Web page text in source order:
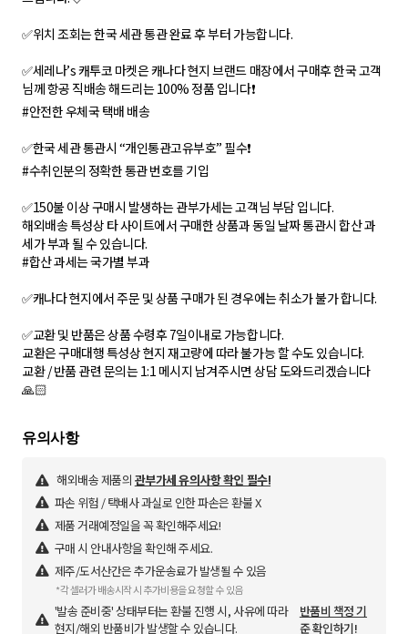
✅위치 조회는 한국 세관 통관 완료 후 부터 가능합니다.
✅세레나’s 캐투코 마켓은 캐나다 현지 브랜드 매장에서 구매후 한국 고객
님께 항공 직배송 해드리는 100% 정품 입니다❗
#안전한 우체국 택배 배송
✅한국 세관 통관시 “개인통관고유부호” 필수❗
#수취인분의 정확한 통관 번호를 기입
✅150불 이상 구매시 발생하는 관부가세는 고객님 부담 입니다.
해외배송 특성상 타 사이트에서 구매한 상품과 동일 날짜 통관시 합산 과
세가 부과 될 수 있습니다.
#합산 과세는 국가별 부과
✅캐나다 현지에서 주문 및 상품 구매가 된 경우에는 취소가 불가 합니다.
✅교환 및 반품은 상품 수령후 7일이내로 가능합니다.
교환은 구매대행 특성상 현지 재고량에 따라 불가능 할 수도 있습니다.
교환 / 반품 관련 문의는 1:1 메시지 남겨주시면 상담 도와드리겠습니다
🙏🏻
유의사항
해외배송 제품의 관부가세 유의사항 확인 필수!
파손 위험 / 택배사 과실로 인한 파손은 환불 X
제품 거래예정일을 꼭 확인해주세요!
구매 시 안내사항을 확인해 주세요.
제주/도서산간은 추가운송료가 발생될 수 있음
*각 셀러가 배송시작 시 추가비용을 요청할 수 있음
'발송 준비중' 상태부터는 환불 진행 시, 사유에 따라
현지/해외 반품비가 발생할 수 있습니다.
반품비 책정 기
준 확인하기!